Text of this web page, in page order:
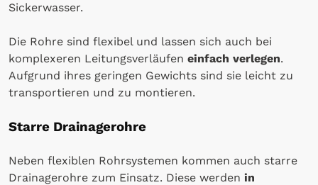
Sickerwasser.
Die Rohre sind flexibel und lassen sich auch bei
komplexeren Leitungsverläufen einfach verlegen.
Aufgrund ihres geringen Gewichts sind sie leicht zu
transportieren und zu montieren.
Starre Drainagerohre
Neben flexiblen Rohrsystemen kommen auch starre
Drainagerohre zum Einsatz. Diese werden in